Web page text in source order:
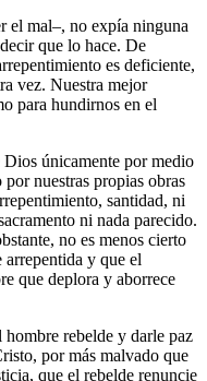
el mal–, no expía ninguna
que lo hace. De
es deficiente,
vez. Nuestra mejor
para hundirnos en el
Dios únicamente por medio
nuestras propias obras
santidad, ni
ni nada parecido.
no es menos cierto
arrepentida y que el
que deplora y aborrece
rebelde y darle paz
por más malvado que
que el rebelde renuncie